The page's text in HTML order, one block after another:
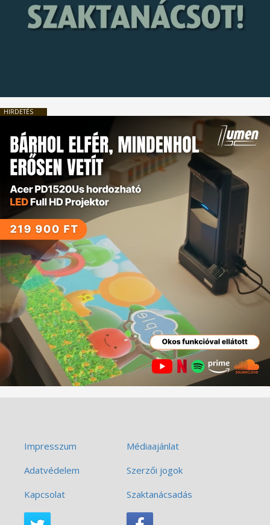
HIRDETÉS
Impresszum
Médiaajánlat
Adatvédelem
Szerzői jogok
Kapcsolat
Szaktanácsadás